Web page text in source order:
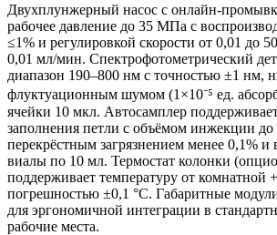
Двухплунжерный насос с онлайн-
рабочее давление до 35 МПа с
≤1% и регулировкой скорости от 0,01 до
0,01 мл/мин. Спектрофотометрический
диапазон 190–800 нм с точностью ±1 нм,
флуктуационным шумом (1×10⁻⁵ ед.
ячейки 10 мкл. Автосамплер
заполнения петли с объёмом инжекции до
перекрёстным загрязнением менее 0,1% и
виалы по 10 мл. Термостат колонки
поддерживает температуру от комнатной
погрешностью ±0,1 °C. Габаритные
для эргономичной интеграции в
рабочие места.